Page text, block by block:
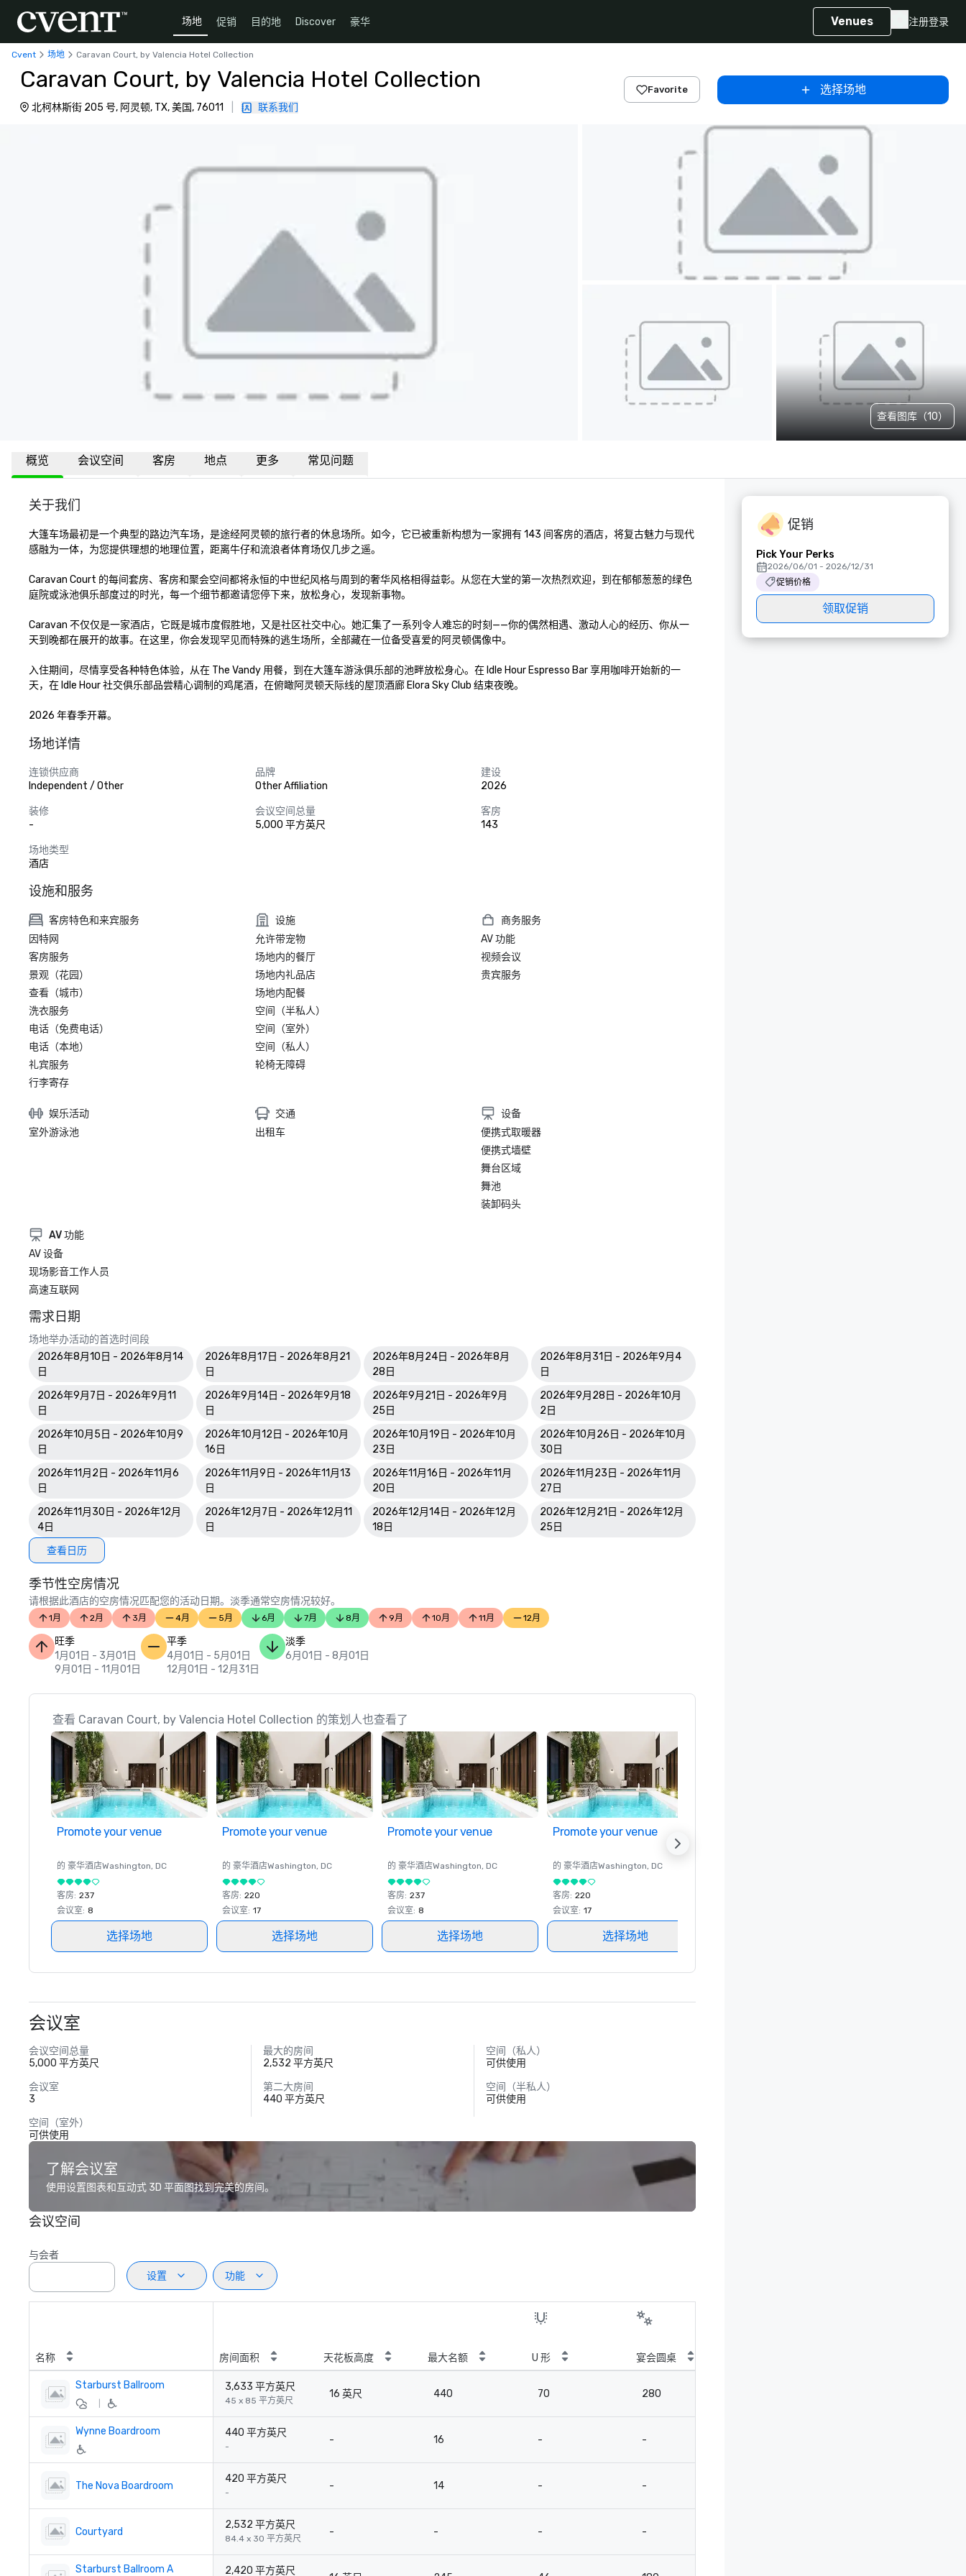
场地 促销 目的地 Discover 豪华 Venues 注册登录
Cvent 场地 Caravan Court, by Valencia Hotel Collection
Caravan Court, by Valencia Hotel Collection
北柯林斯街 205 号, 阿灵顿, TX, 美国, 76011 联系我们
Favorite 选择场地
查看图库（10）
概览 会议空间 客房 地点 更多 常见问题
关于我们
大篷车场最初是一个典型的路边汽车场，是途经阿灵顿的旅行者的休息场所。如今，它已被重新构想为一家拥有 143 间客房的酒店，将复古魅力与现代
感融为一体，为您提供理想的地理位置，距离牛仔和流浪者体育场仅几步之遥。
Caravan Court 的每间套房、客房和聚会空间都将永恒的中世纪风格与周到的奢华风格相得益彰。从您在大堂的第一次热烈欢迎，到在郁郁葱葱的绿色
庭院或泳池俱乐部度过的时光，每一个细节都邀请您停下来，放松身心，发现新事物。
Caravan 不仅仅是一家酒店，它既是城市度假胜地，又是社区社交中心。她汇集了一系列令人难忘的时刻——你的偶然相遇、激动人心的经历、你从一
天到晚都在展开的故事。在这里，你会发现罕见而特殊的逃生场所，全部藏在一位备受喜爱的阿灵顿偶像中。
入住期间，尽情享受各种特色体验，从在 The Vandy 用餐，到在大篷车游泳俱乐部的池畔放松身心。在 Idle Hour Espresso Bar 享用咖啡开始新的一
天，在 Idle Hour 社交俱乐部品尝精心调制的鸡尾酒，在俯瞰阿灵顿天际线的屋顶酒廊 Elora Sky Club 结束夜晚。
2026 年春季开幕。
场地详情
连锁供应商
Independent / Other
品牌
Other Affiliation
建设
2026
装修
-
会议空间总量
5,000 平方英尺
客房
143
场地类型
酒店
设施和服务
客房特色和来宾服务
因特网
客房服务
景观（花园）
查看（城市）
洗衣服务
电话（免费电话）
电话（本地）
礼宾服务
行李寄存
设施
允许带宠物
场地内的餐厅
场地内礼品店
场地内配餐
空间（半私人）
空间（室外）
空间（私人）
轮椅无障碍
商务服务
AV 功能
视频会议
贵宾服务
娱乐活动
室外游泳池
交通
出租车
设备
便携式取暖器
便携式墙壁
舞台区域
舞池
装卸码头
AV 功能
AV 设备
现场影音工作人员
高速互联网
需求日期
场地举办活动的首选时间段
2026年8月10日 - 2026年8月14
日
2026年8月17日 - 2026年8月21
日
2026年8月24日 - 2026年8月
28日
2026年8月31日 - 2026年9月4
日
2026年9月7日 - 2026年9月11
日
2026年9月14日 - 2026年9月18
日
2026年9月21日 - 2026年9月
25日
2026年9月28日 - 2026年10月
2日
2026年10月5日 - 2026年10月9
日
2026年10月12日 - 2026年10月
16日
2026年10月19日 - 2026年10月
23日
2026年10月26日 - 2026年10月
30日
2026年11月2日 - 2026年11月6
日
2026年11月9日 - 2026年11月13
日
2026年11月16日 - 2026年11月
20日
2026年11月23日 - 2026年11月
27日
2026年11月30日 - 2026年12月
4日
2026年12月7日 - 2026年12月11
日
2026年12月14日 - 2026年12月
18日
2026年12月21日 - 2026年12月
25日
查看日历
季节性空房情况
请根据此酒店的空房情况匹配您的活动日期。淡季通常空房情况较好。
1月 2月 3月 4月 5月 6月 7月 8月 9月 10月 11月 12月
旺季
1月01日 - 3月01日
9月01日 - 11月01日
平季
4月01日 - 5月01日
12月01日 - 12月31日
淡季
6月01日 - 8月01日
查看 Caravan Court, by Valencia Hotel Collection 的策划人也查看了
Promote your venue
的 豪华酒店Washington, DC
客房: 237
会议室: 8
选择场地
Promote your venue
的 豪华酒店Washington, DC
客房: 220
会议室: 17
选择场地
Promote your venue
的 豪华酒店Washington, DC
客房: 237
会议室: 8
选择场地
Promote your venue
的 豪华酒店Washington, DC
客房: 220
会议室: 17
选择场地
会议室
会议空间总量
5,000 平方英尺
最大的房间
2,532 平方英尺
空间（私人）
可供使用
会议室
3
第二大房间
440 平方英尺
空间（半私人）
可供使用
空间（室外）
可供使用
了解会议室
使用设置图表和互动式 3D 平面图找到完美的房间。
会议空间
与会者
设置
功能
名称 房间面积 天花板高度 最大名额 U 形 宴会圆桌
Starburst Ballroom 3,633 平方英尺
45 x 85 平方英尺
16 英尺 440 70 280
Wynne Boardroom 440 平方英尺
-
- 16 - -
The Nova Boardroom
420 平方英尺
-
- 14 - -
Courtyard
2,532 平方英尺
84.4 x 30 平方英尺
- - - -
Starburst Ballroom A 2,420 平方英尺
促销
Pick Your Perks
2026/06/01 - 2026/12/31
促销价格
领取促销